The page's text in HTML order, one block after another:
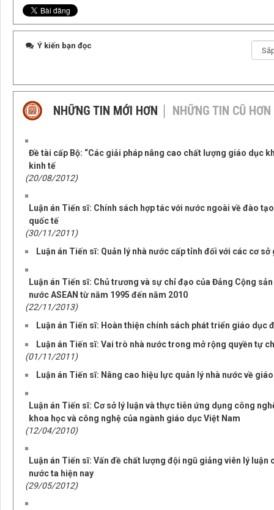
Ý kiến bạn đọc
NHỮNG TIN MỚI HƠN NHỮNG TIN CŨ HƠN
Đề tài cấp Bộ: “Các giải pháp nâng cao chất lượng giáo dục
kinh tế
(20/08/2012)
Luận án Tiến sĩ: Chính sách hợp tác với nước ngoài về đào
quốc tế
(30/11/2011)
Luận án Tiến sĩ: Quản lý nhà nước cấp tỉnh đối với các cơ
Luận án Tiến sĩ: Chủ trương và sự chỉ đạo của Đảng Cộng
nước ASEAN từ năm 1995 đến năm 2010
(22/11/2013)
Luận án Tiến sĩ: Hoàn thiện chính sách phát triển giáo dục
Luận án Tiến sĩ: Vai trò nhà nước trong mở rộng quyền tự
(01/11/2011)
Luận án Tiến sĩ: Nâng cao hiệu lực quản lý nhà nước về
Luận án Tiến sĩ: Cơ sở lý luận và thực tiễn ứng dụng công
khoa học và công nghệ của ngành giáo dục Việt Nam
(12/04/2010)
Luận án Tiến sĩ: Vấn đề chất lượng đội ngũ giảng viên lý
nước ta hiện nay
(29/05/2012)